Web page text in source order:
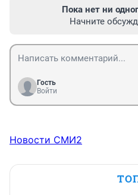
Пока нет ни
Начните
Гость
Войти
Новости СМИ2